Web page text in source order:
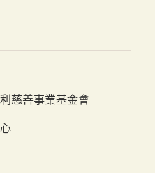
慈善事業基金會